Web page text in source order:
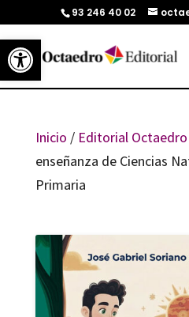
Abrir barra de herramientas
93 246 40 02
Inicio / Editorial Octaedro
enseñanza de Ciencias
Primaria